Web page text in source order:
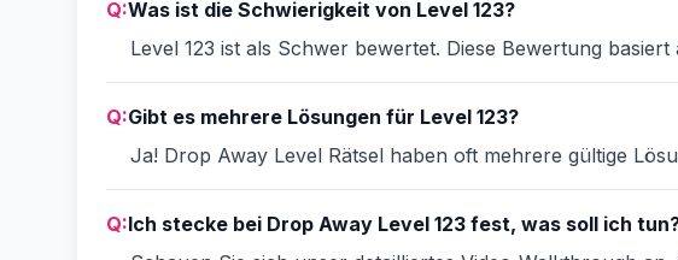
Q:Was ist die Schwierigkeit von Level 123?
Level 123 ist als Schwer bewertet. Diese Bewertung
Q:Gibt es mehrere Lösungen für Level 123?
Ja! Drop Away Level Rätsel haben oft mehrere gültige
Q:Ich stecke bei Drop Away Level 123 fest, was soll ich